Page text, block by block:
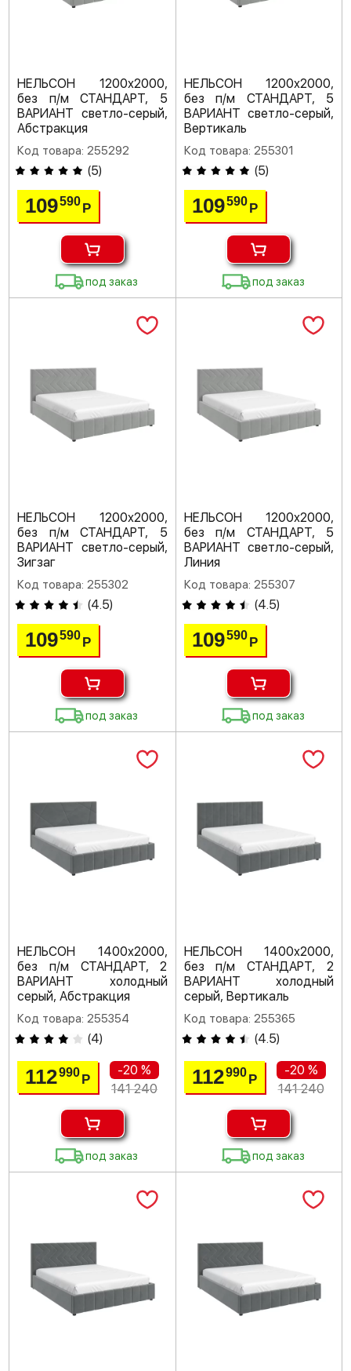
НЕЛЬСОН 1200х2000,
без п/м СТАНДАРТ, 5
ВАРИАНТ светло-серый,
Абстракция
Код товара: 255292
(5)
109590Р
под заказ
НЕЛЬСОН 1200х2000,
без п/м СТАНДАРТ, 5
ВАРИАНТ светло-серый,
Вертикаль
Код товара: 255301
(5)
109590 Р
под заказ
НЕЛЬСОН 1200х2000,
без п/м СТАНДАРТ, 5
ВАРИАНТ светло-серый,
Зигзаг
Код товара: 255302
(4.5)
109590Р
под заказ
НЕЛЬСОН 1200х2000,
без п/м СТАНДАРТ, 5
ВАРИАНТ светло-серый,
Линия
Код товара: 255307
(4.5)
109590 Р
под заказ
НЕЛЬСОН 1400х2000,
без п/м СТАНДАРТ, 2
ВАРИАНТ холодный
серый, Абстракция
Код товара: 255354
(4)
112990Р
-20 %
141 240
под заказ
НЕЛЬСОН 1400х2000,
без п/м СТАНДАРТ, 2
ВАРИАНТ холодный
серый, Вертикаль
Код товара: 255365
(4.5)
112990 Р
-20 %
141 240
под заказ